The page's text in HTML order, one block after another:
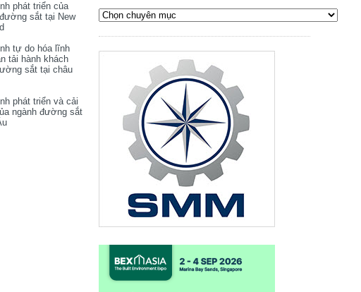
phát triển của
sắt tại New
tự do hóa lĩnh
tải hành khách
sắt tại châu
phát triển và cải
ngành đường sắt